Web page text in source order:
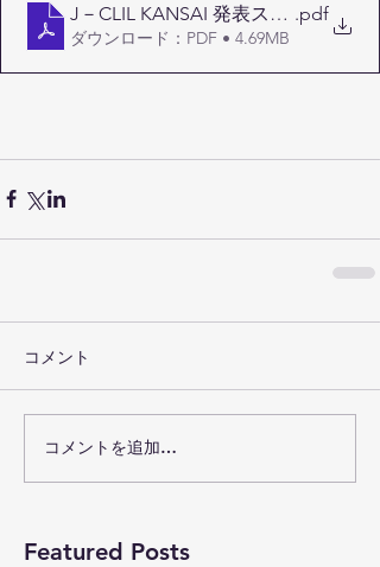
J－CLIL KANSAI 発表スライド0604
.pdf
ダウンロード：PDF • 4.69MB
コメント
コメントを追加…
Featured Posts